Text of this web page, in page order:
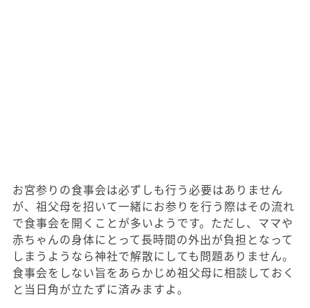
お宮参りの食事会は必ずしも行う必要はありません
が、祖父母を招いて一緒にお参りを行う際はその流れ
で食事会を開くことが多いようです。ただし、ママや
赤ちゃんの身体にとって長時間の外出が負担となって
しまうようなら神社で解散にしても問題ありません。
食事会をしない旨をあらかじめ祖父母に相談しておく
と当日角が立たずに済みますよ。